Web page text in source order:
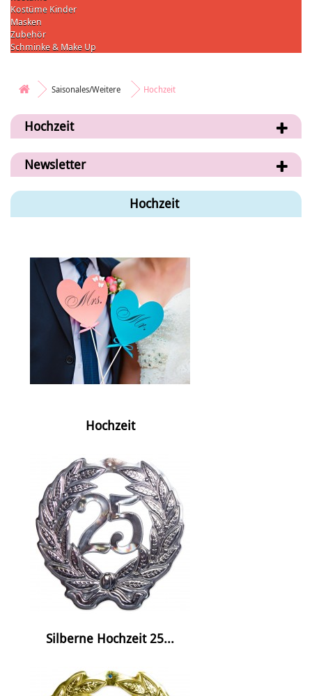
Kostüme Kinder
Masken
Zubehör
Schminke & Make Up
Saisonales/Weitere Hochzeit
Hochzeit
Newsletter
Hochzeit
Hochzeit
Silberne Hochzeit 25...